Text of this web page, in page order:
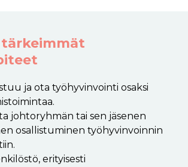
ja ota työhyvinvointi osaksi
johtoryhmän tai sen jäsenen
osallistuminen työhyvinvoinnin
erityisesti